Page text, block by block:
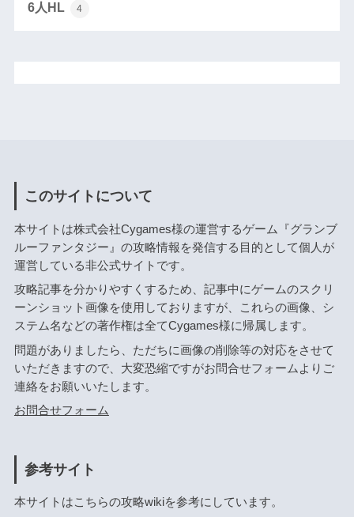
6人HL 4
このサイトについて
本サイトは株式会社Cygames様の運営するゲーム『グランブ
ルーファンタジー』の攻略情報を発信する目的として個人が
運営している非公式サイトです。
攻略記事を分かりやすくするため、記事中にゲームのスクリ
ーンショット画像を使用しておりますが、これらの画像、シ
ステム名などの著作権は全てCygames様に帰属します。
問題がありましたら、ただちに画像の削除等の対応をさせて
いただきますので、大変恐縮ですがお問合せフォームよりご
連絡をお願いいたします。
お問合せフォーム
参考サイト
本サイトはこちらの攻略wikiを参考にしています。